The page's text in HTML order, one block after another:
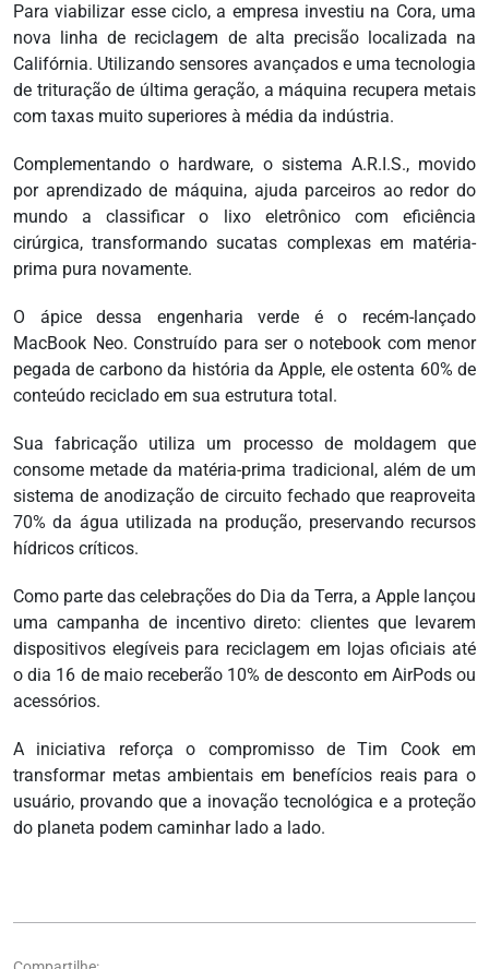
Para viabilizar esse ciclo, a empresa investiu na Cora, uma
nova linha de reciclagem de alta precisão localizada na
Califórnia. Utilizando sensores avançados e uma tecnologia
de trituração de última geração, a máquina recupera metais
com taxas muito superiores à média da indústria.
Complementando o hardware, o sistema A.R.I.S., movido
por aprendizado de máquina, ajuda parceiros ao redor do
mundo a classificar o lixo eletrônico com eficiência
cirúrgica, transformando sucatas complexas em matéria-
prima pura novamente.
O ápice dessa engenharia verde é o recém-lançado
MacBook Neo. Construído para ser o notebook com menor
pegada de carbono da história da Apple, ele ostenta 60% de
conteúdo reciclado em sua estrutura total.
Sua fabricação utiliza um processo de moldagem que
consome metade da matéria-prima tradicional, além de um
sistema de anodização de circuito fechado que reaproveita
70% da água utilizada na produção, preservando recursos
hídricos críticos.
Como parte das celebrações do Dia da Terra, a Apple lançou
uma campanha de incentivo direto: clientes que levarem
dispositivos elegíveis para reciclagem em lojas oficiais até
o dia 16 de maio receberão 10% de desconto em AirPods ou
acessórios.
A iniciativa reforça o compromisso de Tim Cook em
transformar metas ambientais em benefícios reais para o
usuário, provando que a inovação tecnológica e a proteção
do planeta podem caminhar lado a lado.